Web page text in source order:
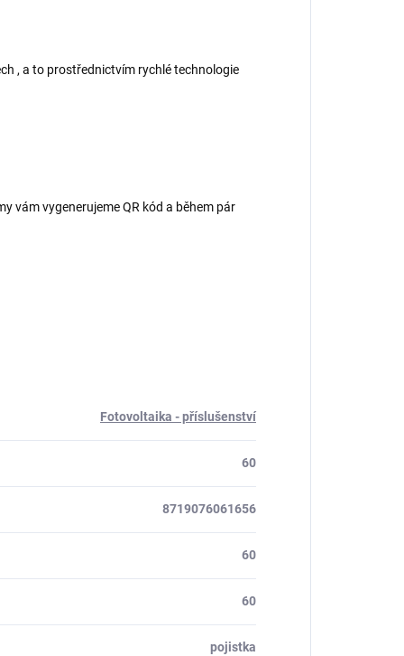
, a to prostřednictvím rychlé technologie
vám vygenerujeme QR kód a během pár
Fotovoltaika - příslušenství
60
8719076061656
60
60
pojistka